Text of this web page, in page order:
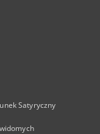
Satyryczny